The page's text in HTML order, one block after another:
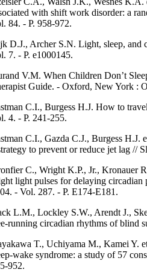
with shift work disorder: a
84. - P. 958-972.
D.J., Archer S.N. Light, sleep, and
7. - P. e1000145.
V.M. When Children Don’t
Guide. - Oxford, New York :
C.I., Burgess H.J. How to
4. - P. 241-255.
C.I., Gazda C.J., Burgess
to prevent or reduce jet lag //
C., Wright K.P., Jr., Kronauer
light pulses for delaying
- Vol. 287. - P. E174-E181.
L.M., Lockley S.W., Arendt J.,
running circadian rhythms of blind
T., Uchiyama M., Kamei Y.
wake syndrome: a study of 57
952.